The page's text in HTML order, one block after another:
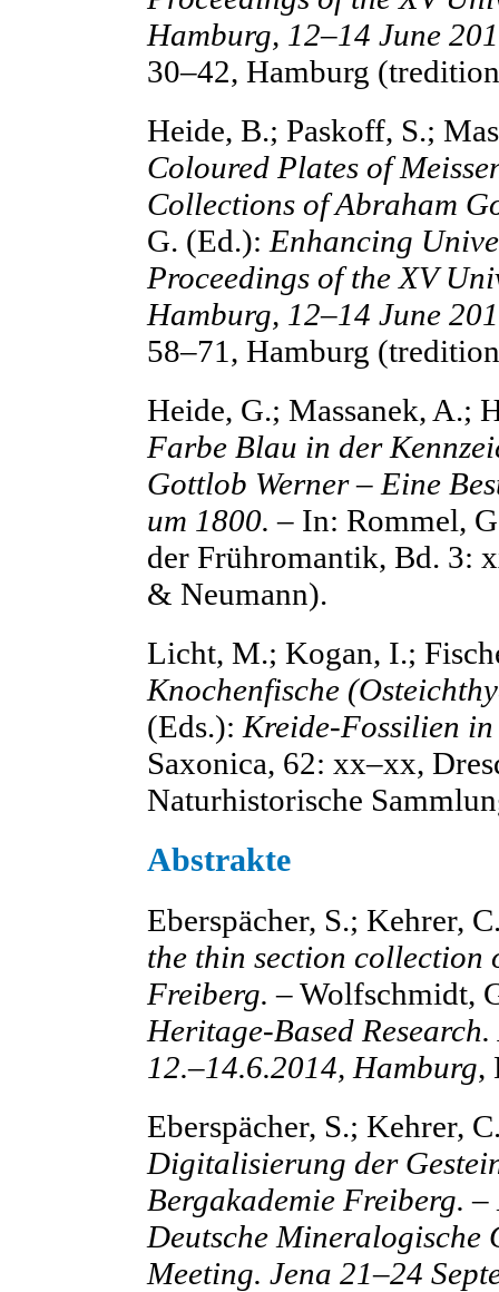
Hamburg, 12–14 June
30–42, Hamburg
Heide, B.; Paskoff, S.;
Coloured Plates of
Collections of Abraham
G. (Ed.): Enhancing
Proceedings of the XV
Hamburg, 12–14 June
58–71, Hamburg
Heide, G.; Massanek, A.;
Farbe Blau in der
Gottlob Werner – Eine
um 1800.– In: Rommel,
der Frühromantik, Bd. 3:
& Neumann).
Licht, M.; Kogan, I.;
Knochenfische
(Eds.): Kreide-Fossilien
Saxonica, 62: xx–xx,
Naturhistorische
Abstrakte
Eberspächer, S.; Kehrer,
the thin section collection
Freiberg.– Wolfschmidt,
Heritage-Based
12.–14.6.2014, Hamburg,
Eberspächer, S.; Kehrer,
Digitalisierung der
Bergakademie Freiberg.
Deutsche Mineralogische
Meeting. Jena 21–24